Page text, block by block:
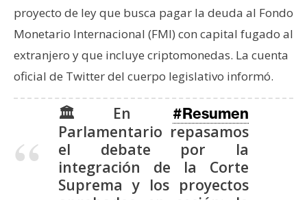
e
u
m
I
proyecto de ley que busca pagar la deuda al Fondo
Monetario Internacional (FMI) con capital fugado al
extranjero y que incluye criptomonedas. La cuenta
oficial de Twitter del cuerpo legislativo informó.
🏛️En #Resumen
Parlamentario repasamos
el debate por la
integración de la Corte
Suprema y los proyectos